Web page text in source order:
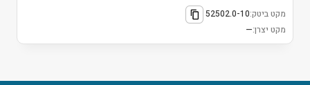
מקט ביטק:52502.0-10
מקט יצרן:—